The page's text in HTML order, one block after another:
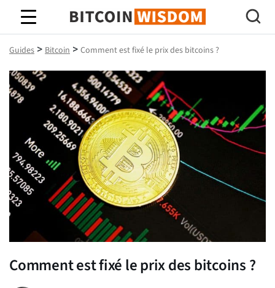
Bitcoin Sagesse
Guides > Bitcoin > Comment est fixé le prix des bitcoins ?
Comment est fixé le prix des bitcoins ?